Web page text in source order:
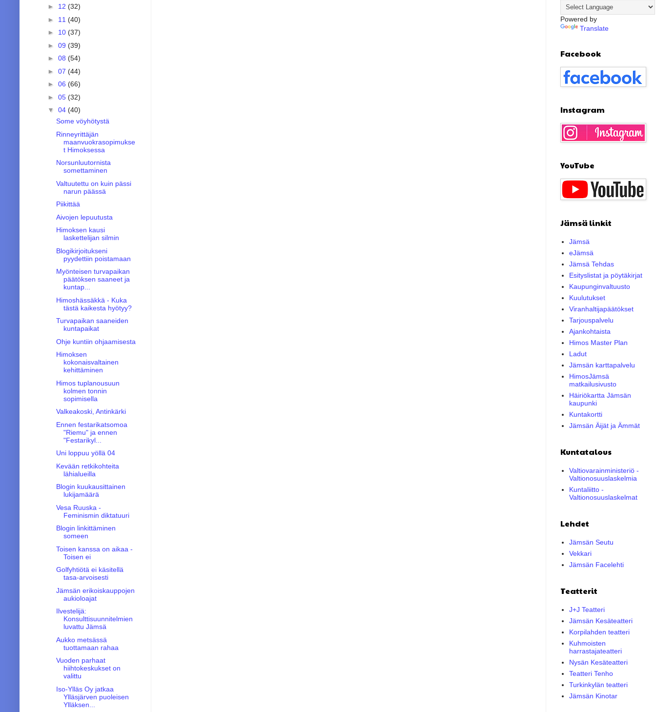
► 12 (32)
► 11 (40)
► 10 (37)
► 09 (39)
► 08 (54)
► 07 (44)
► 06 (66)
► 05 (32)
▼ 04 (40)
Some vöyhötystä
Rinneyrittäjän
maanvuokrasopimukse
t Himoksessa
Norsunluutornista
somettaminen
Valtuutettu on kuin pässi
narun päässä
Piikittää
Aivojen lepuutusta
Himoksen kausi
laskettelijan silmin
Blogikirjoitukseni
pyydettiin poistamaan
Myönteisen turvapaikan
päätöksen saaneet ja
kuntap...
Himoshässäkkä - Kuka
tästä kaikesta hyötyy?
Turvapaikan saaneiden
kuntapaikat
Ohje kuntiin ohjaamisesta
Himoksen
kokonaisvaltainen
kehittäminen
Himos tuplanousuun
kolmen tonnin
sopimisella
Valkeakoski, Antinkärki
Ennen festarikatsomoa
"Riemu" ja ennen
"Festarikyl...
Uni loppuu yöllä 04
Kevään retkikohteita
lähialueilla
Blogin kuukausittainen
lukijamäärä
Vesa Ruuska -
Feminismin diktatuuri
Blogin linkittäminen
someen
Toisen kanssa on aikaa -
Toisen ei
Golfyhtiötä ei käsitellä
tasa-arvoisesti
Jämsän erikoiskauppojen
aukioloajat
Ilvestelijä:
Konsulttisuunnitelmien
luvattu Jämsä
Aukko metsässä
tuottamaan rahaa
Vuoden parhaat
hiihtokeskukset on
valittu
Iso-Ylläs Oy jatkaa
Ylläsjärven puoleisen
Ylläksen...
Powered by
Translate
Facebook
Instagram
YouTube
Jämsä linkit
Jämsä
eJämsä
Jämsä Tehdas
Esityslistat ja pöytäkirjat
Kaupunginvaltuusto
Kuulutukset
Viranhaltijapäätökset
Tarjouspalvelu
Ajankohtaista
Himos Master Plan
Ladut
Jämsän karttapalvelu
HimosJämsä
matkailusivusto
Häiriökartta Jämsän
kaupunki
Kuntakortti
Jämsän Äijät ja Ämmät
Kuntatalous
Valtiovarainministeriö -
Valtionosuuslaskelmia
Kuntaliitto -
Valtionosuuslaskelmat
Lehdet
Jämsän Seutu
Vekkari
Jämsän Facelehti
Teatterit
J+J Teatteri
Jämsän Kesäteatteri
Korpilahden teatteri
Kuhmoisten
harrastajateatteri
Nysän Kesäteatteri
Teatteri Tenho
Turkinkylän teatteri
Jämsän Kinotar